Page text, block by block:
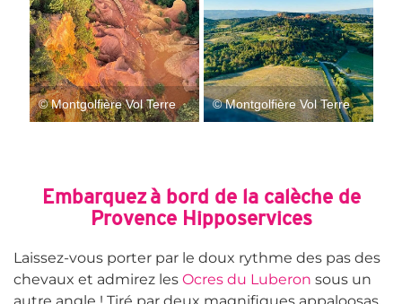
© Montgolfière Vol Terre © Montgolfière Vol Terre
Embarquez à bord de la calèche de
Provence Hipposervices
Laissez-vous porter par le doux rythme des pas des
chevaux et admirez les Ocres du Luberon sous un